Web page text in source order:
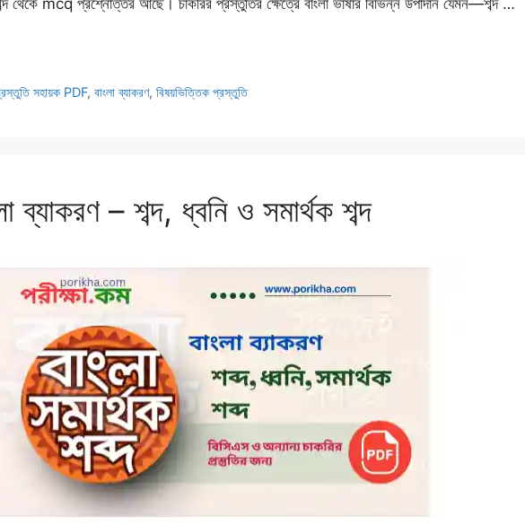
সহায়ক PDF,বাংলা ব্যাকরণ,বিষয়ভিত্তিক প্রস্তুতি
ব্যাকরণ – শব্দ, ধ্বনি ও সমার্থক শব্দ